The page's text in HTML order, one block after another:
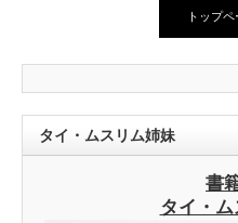
トップ
タイ・ムスリム姉妹
書
タイ・